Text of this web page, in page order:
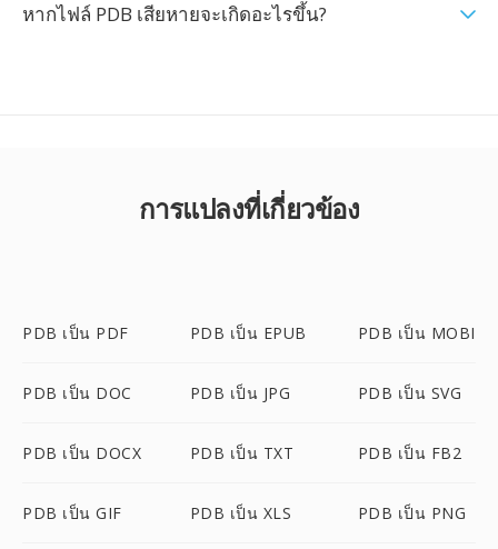
หากไฟล์ PDB เสียหายจะเกิดอะไรขึ้น?
การแปลงที่เกี่ยวข้อง
PDB เป็น PDF PDB เป็น EPUB PDB เป็น MOBI
PDB เป็น DOC PDB เป็น JPG PDB เป็น SVG
PDB เป็น DOCX PDB เป็น TXT PDB เป็น FB2
PDB เป็น GIF PDB เป็น XLS PDB เป็น PNG